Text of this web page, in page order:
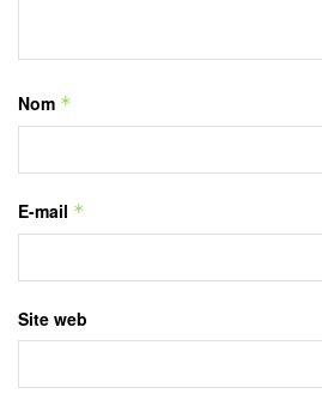
Nom *
E-mail *
Site web